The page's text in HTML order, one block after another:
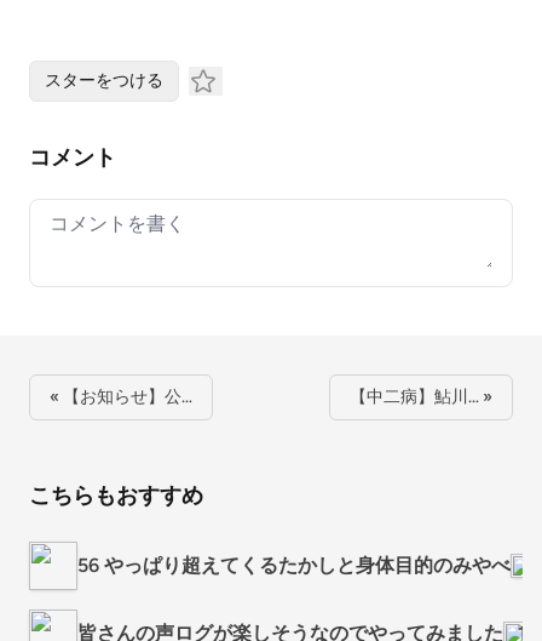
スターをつける
コメント
Your comment
« 【お知らせ】公… 【中二病】鮎川… »
こちらもおすすめ
56 やっぱり超えてくるたかしと身体目的のみやべ
皆さんの声ログが楽しそうなのでやってみました